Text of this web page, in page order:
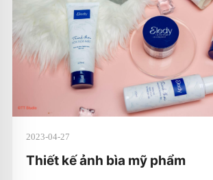
2023-04-27
Thiết kế ảnh bìa mỹ phẩm